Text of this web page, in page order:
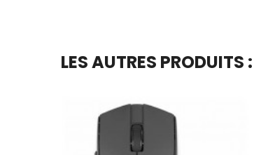
LES AUTRES PRODUITS